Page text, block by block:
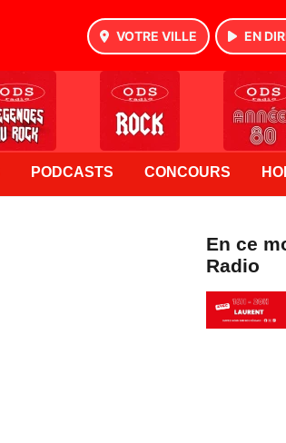
VOTRE VILLE EN
PODCASTS CONCOURS
En ce
Radio